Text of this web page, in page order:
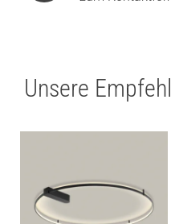
Unsere